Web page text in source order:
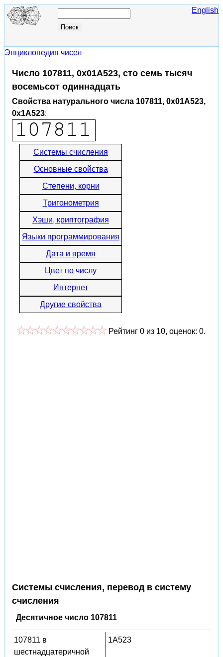
English
Энциклопедия чисел
Число 107811, 0x01A523, сто семь тысяч
восемьсот одиннадцать
Свойства натурального числа 107811, 0x01A523,
0x1A523:
Системы счисления
Основные свойства
Степени, корни
Тригонометрия
Хэши, криптография
Языки программирования
Дата и время
Цвет по числу
Интернет
Другие свойства
Рейтинг 0 из 10, оценок: 0.
Системы счисления, перевод в систему
счисления
Десятичное число 107811
107811 в
шестнадцатеричной
1A523